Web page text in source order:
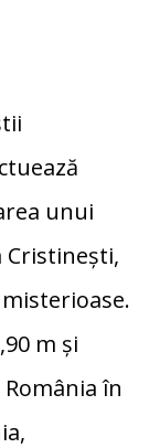
unui
Cristinești,
m și
în